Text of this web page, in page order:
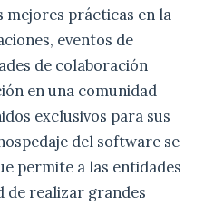
mejores prácticas en la
eventos de
de colaboración
en una comunidad
exclusivos para sus
del software se
permite a las entidades
de realizar grandes